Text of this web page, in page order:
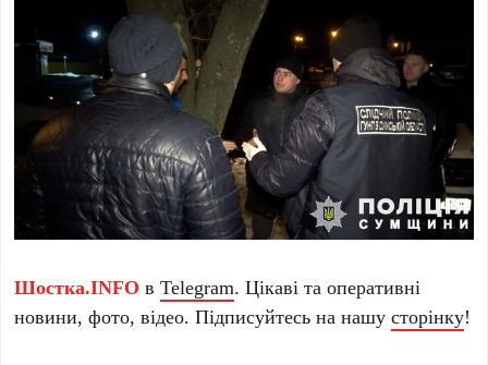
Шостка.INFO вTelegram. Цікаві та оперативні
новини, фото, відео. Підписуйтесь на нашусторінку!